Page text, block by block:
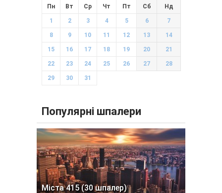
Пн Вт Ср Чт Пт Сб Нд
1 2 3 4 5 6 7
8 9 10 11 12 13 14
15 16 17 18 19 20 21
22 23 24 25 26 27 28
29 30 31
Популярні шпалери
Міста 415 (30 шпалер)